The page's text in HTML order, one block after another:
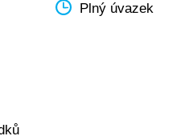
Plný úvazek